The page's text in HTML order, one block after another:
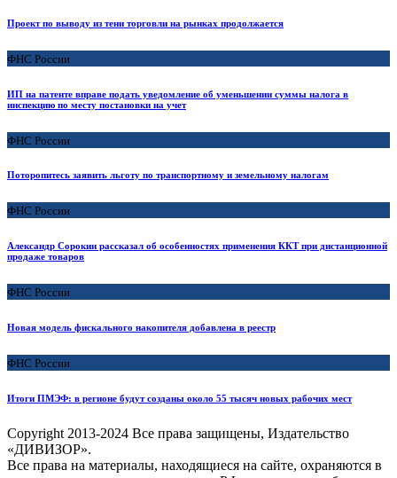
Проект по выводу из тени торговли на рынках продолжается
ФНС России
ИП на патенте вправе подать уведомление об уменьшении суммы налога в
инспекцию по месту постановки на учет
ФНС России
Поторопитесь заявить льготу по транспортному и земельному налогам
ФНС России
Александр Сорокин рассказал об особенностях применения ККТ при дистанционной
продаже товаров
ФНС России
Новая модель фискального накопителя добавлена в реестр
ФНС России
Итоги ПМЭФ: в регионе будут созданы около 55 тысяч новых рабочих мест
Copyright 2013-2024 Все права защищены, Издательство
«ДИВИЗОР».
Все права на материалы, находящиеся на сайте, охраняются в